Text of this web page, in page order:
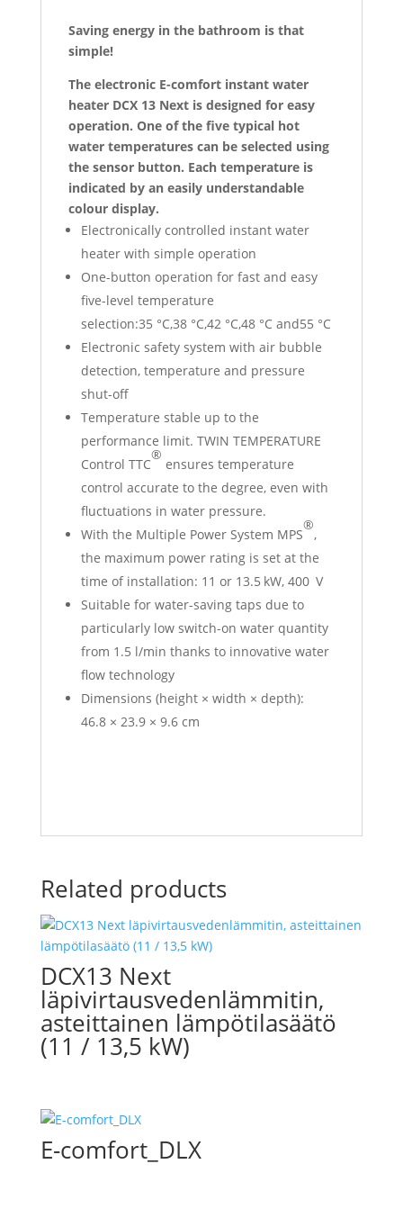
Saving energy in the bathroom is that
simple!
The electronic E-comfort instant water
heater DCX 13 Next is designed for easy
operation. One of the five typical hot
water temperatures can be selected using
the sensor button. Each temperature is
indicated by an easily understandable
colour display.
Electronically controlled instant water
heater with simple operation
One-button operation for fast and easy
five-level temperature
selection:35 °C,38 °C,42 °C,48 °C and55 °C
Electronic safety system with air bubble
detection, temperature and pressure
shut-off
Temperature stable up to the
performance limit. TWIN TEMPERATURE
Control TTC
®
ensures temperature
control accurate to the degree, even with
fluctuations in water pressure.
With the Multiple Power System MPS
®
,
the maximum power rating is set at the
time of installation: 11 or 13.5 kW, 400 V
Suitable for water-saving taps due to
particularly low switch-on water quantity
from 1.5 l/min thanks to innovative water
flow technology
Dimensions (height × width × depth):
46.8 × 23.9 × 9.6 cm
Related products
DCX13 Next
läpivirtausvedenlämmitin,
asteittainen lämpötilasäätö
(11 / 13,5 kW)
E-comfort_DLX